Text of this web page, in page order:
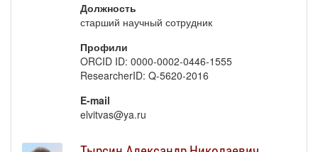
Должность
старший научный сотрудник
Профили
ORCID ID: 0000-0002-0446-1555
ResearcherID: Q-5620-2016
E-mail
elvitvas@ya.ru